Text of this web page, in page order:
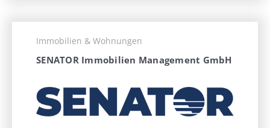
Immobilien & Wohnungen
SENATOR Immobilien Management GmbH